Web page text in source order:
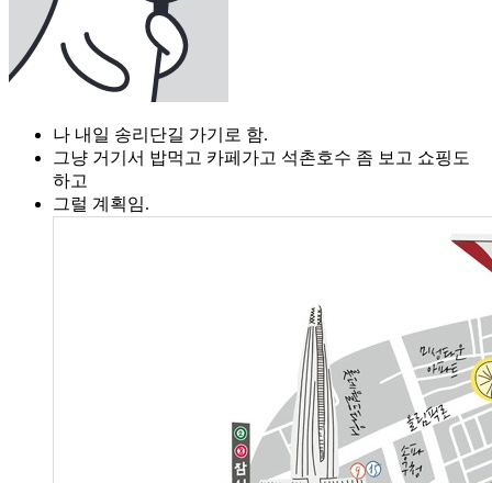
나 내일 송리단길 가기로 함.
그냥 거기서 밥먹고 카페가고 석촌호수 좀 보고 쇼핑도
하고
그럴 계획임.